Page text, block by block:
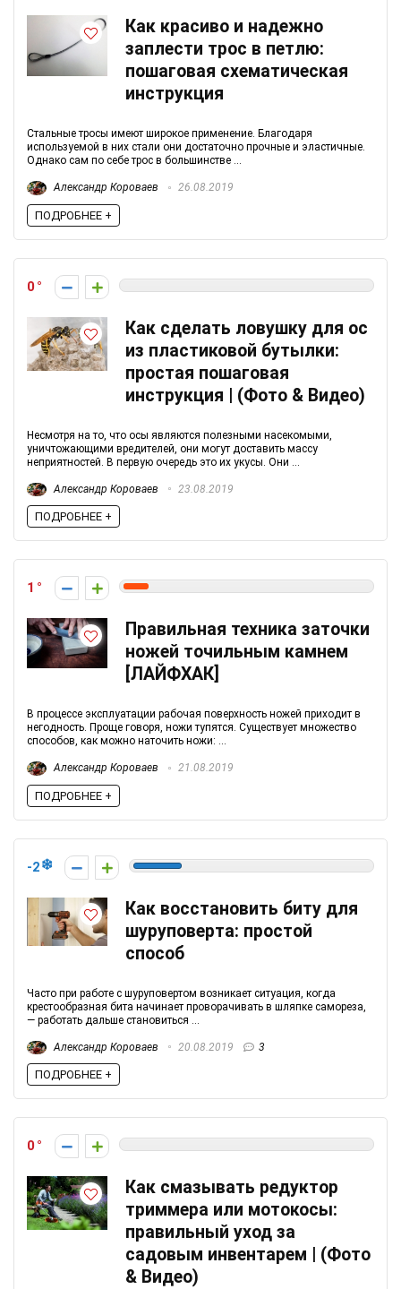
Как красиво и надежно
заплести трос в петлю:
пошаговая схематическая
инструкция
Стальные тросы имеют широкое применение. Благодаря
используемой в них стали они достаточно прочные и эластичные.
Однако сам по себе трос в большинстве ...
Александр Короваев 26.08.2019
ПОДРОБНЕЕ +
0
Как сделать ловушку для ос
из пластиковой бутылки:
простая пошаговая
инструкция | (Фото & Видео)
Несмотря на то, что осы являются полезными насекомыми,
уничтожающими вредителей, они могут доставить массу
неприятностей. В первую очередь это их укусы. Они ...
Александр Короваев 23.08.2019
ПОДРОБНЕЕ +
1
Правильная техника заточки
ножей точильным камнем
[ЛАЙФХАК]
В процессе эксплуатации рабочая поверхность ножей приходит в
негодность. Проще говоря, ножи тупятся. Существует множество
способов, как можно наточить ножи: ...
Александр Короваев 21.08.2019
ПОДРОБНЕЕ +
-2
Как восстановить биту для
шуруповерта: простой
способ
Часто при работе с шуруповертом возникает ситуация, когда
крестообразная бита начинает проворачивать в шляпке самореза,
— работать дальше становиться ...
Александр Короваев 20.08.2019 3
ПОДРОБНЕЕ +
0
Как смазывать редуктор
триммера или мотокосы:
правильный уход за
садовым инвентарем | (Фото
& Видео)